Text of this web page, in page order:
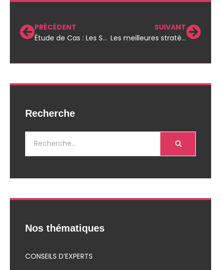
PRÉCÉDENT
Étude de Cas : Les Secrets de la Productivité en Entreprise
SUIVANT
Les meilleures stratégies pour motiver vos employés en entreprise
Recherche
Nos thématiques
CONSEILS D’EXPERTS